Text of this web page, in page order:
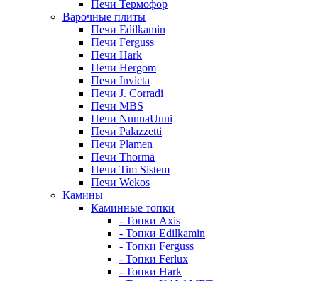
Печи Термофор
Варочные плиты
Печи Edilkamin
Печи Ferguss
Печи Hark
Печи Hergom
Печи Invicta
Печи J. Corradi
Печи MBS
Печи NunnaUuni
Печи Palazzetti
Печи Plamen
Печи Thorma
Печи Tim Sistem
Печи Wekos
Камины
Каминные топки
- Топки Axis
- Топки Edilkamin
- Топки Ferguss
- Топки Ferlux
- Топки Hark